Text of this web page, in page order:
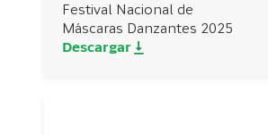
Festival Nacional de
Máscaras Danzantes 2025
Descargar